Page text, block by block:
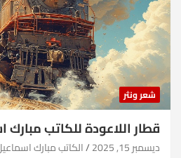
شعر ونثر
قطار اللاعودة للكاتب
ديسمبر 15, 2025 الكاتب مبارك